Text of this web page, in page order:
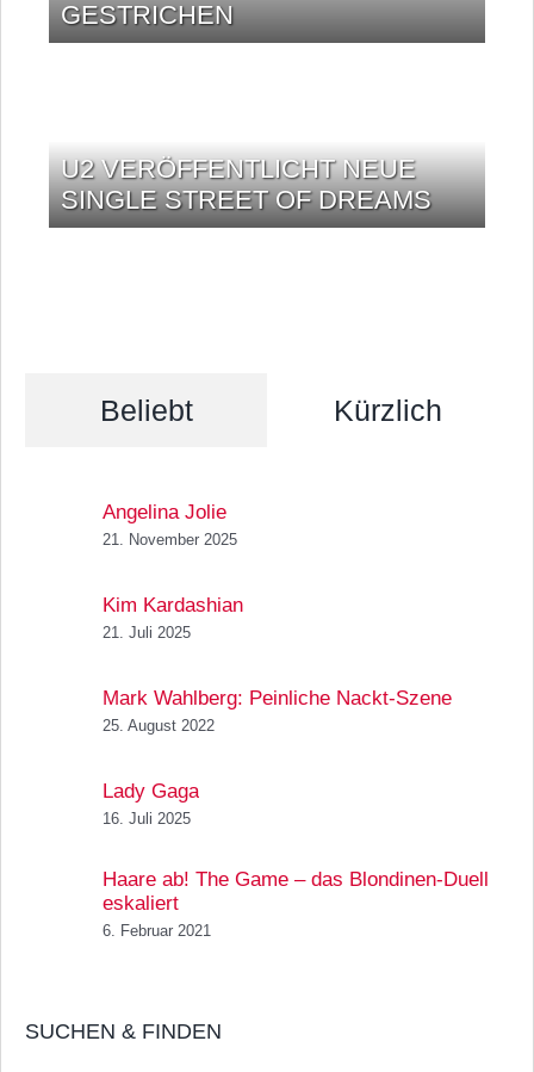
GESTRICHEN
U2 VERÖFFENTLICHT NEUE
SINGLE STREET OF DREAMS
Beliebt Kürzlich
Angelina Jolie
21. November 2025
Kim Kardashian
21. Juli 2025
Mark Wahlberg: Peinliche Nackt-Szene
25. August 2022
Lady Gaga
16. Juli 2025
Haare ab! The Game – das Blondinen-Duell
eskaliert
6. Februar 2021
SUCHEN & FINDEN